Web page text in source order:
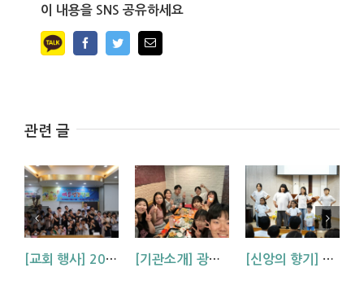
이 내용을 SNS 공유하세요
FacebookTwitterEmail
관련 글
[교회 행사] 2026 아동부 연합 여름성경학교 (부산, 거제, 대구) [기관소개] 광주교회 청년부를 소개합니다! [신앙의 향기] 우리 하나님은 크시다네_아동부 찬양